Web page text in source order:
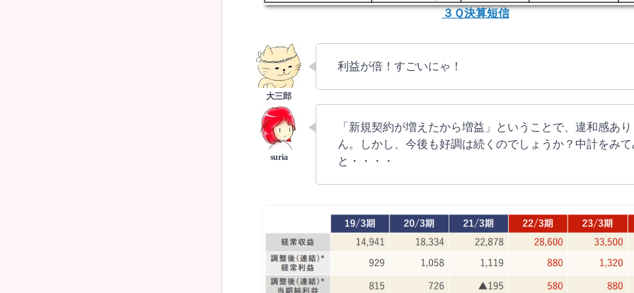
３Ｑ決算短信
利益が倍！すごいにゃ！
「新規契約が増えたから増益」ということで、違和感あ
ん。しかし、今後も好調は続くのでしょうか？中計をみ
と・・・・